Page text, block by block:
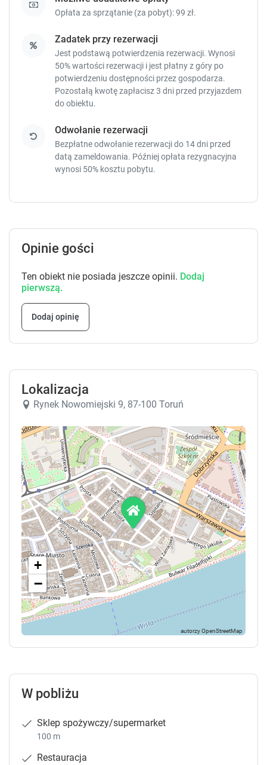
t
e
t
u
f
n
g
i
.
Opłata za sprzątanie (za pobyt): 99 zł.
Zadatek przy rezerwacji
Jest podstawą potwierdzenia rezerwacji. Wynosi
50% wartości rezerwacji i jest płatny z góry po
potwierdzeniu dostępności przez gospodarza.
Pozostałą kwotę zapłacisz3 dni przed przyjazdem
do obiektu.
Odwołanie rezerwacji
Bezpłatne odwołanie rezerwacji do 14 dni przed
datą zameldowania. Później opłata rezygnacyjna
wynosi 50% kosztu pobytu.
Opinie gości
Ten obiekt nie posiada jeszcze opinii. Dodaj
pierwszą.
Dodaj opinię
Lokalizacja
Rynek Nowomiejski 9, 87-100 Toruń
+
−
W pobliżu
Sklep spożywczy/supermarket
100 m
Restauracja